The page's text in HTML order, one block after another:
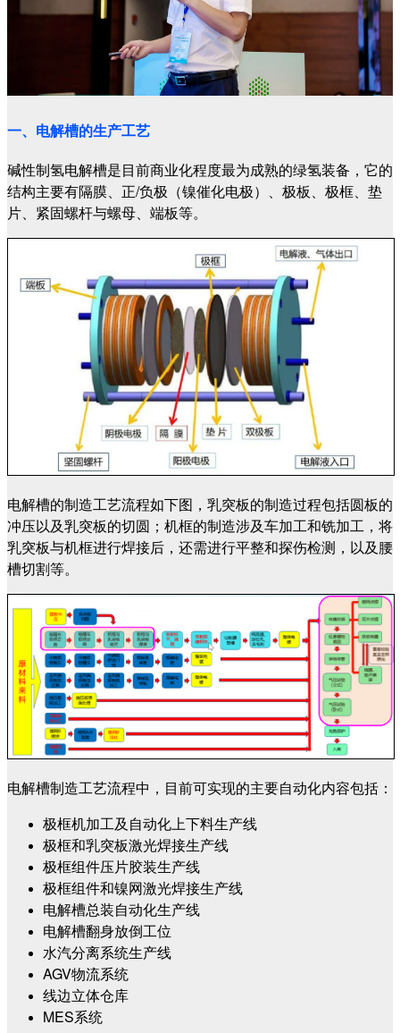
一、电解槽的生产工艺
碱性制氢电解槽是目前商业化程度最为成熟的绿氢装备，它的
结构主要有隔膜、正/负极（镍催化电极）、极板、极框、垫
片、紧固螺杆与螺母、端板等。
电解槽的制造工艺流程如下图，乳突板的制造过程包括圆板的
冲压以及乳突板的切圆；机框的制造涉及车加工和铣加工，将
乳突板与机框进行焊接后，还需进行平整和探伤检测，以及腰
槽切割等。
电解槽制造工艺流程中，目前可实现的主要自动化内容包括：
极框机加工及自动化上下料生产线
极框和乳突板激光焊接生产线
极框组件压片胶装生产线
极框组件和镍网激光焊接生产线
电解槽总装自动化生产线
电解槽翻身放倒工位
水汽分离系统生产线
AGV物流系统
线边立体仓库
MES系统